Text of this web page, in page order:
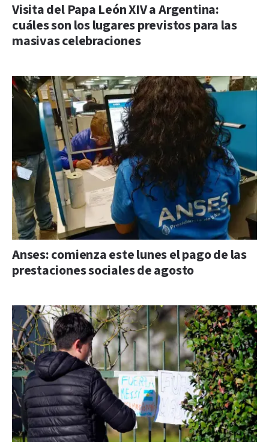
Visita del Papa León XIV a Argentina:
cuáles son los lugares previstos para las
masivas celebraciones
Anses: comienza este lunes el pago de las
prestaciones sociales de agosto